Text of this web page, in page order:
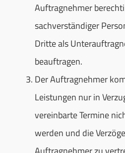
Auftragnehmer
sachverständiger
Dritte als
beauftragen.
Der Auftragnehmer
Leistungen nur in
vereinbarte Termine
werden und die